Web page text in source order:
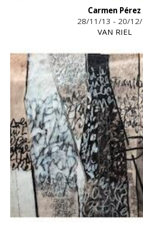
Carmen Pérez
28/11/13 - 20/
VAN RIEL